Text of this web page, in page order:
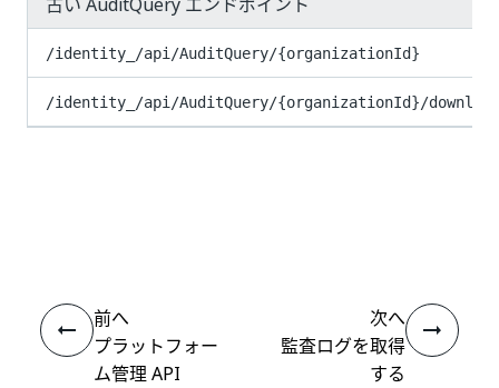
/identity_/api/AuditQuery/{organizationId}
/identity_/api/AuditQuery/{organizationId}/download
前へ
プラットフォー
ム管理 API
次へ
監査ログを取得
する